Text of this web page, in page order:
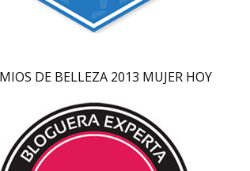
DE BELLEZA 2013 MUJER HOY